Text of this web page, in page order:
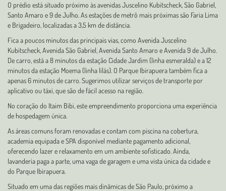
O prédio está situado próximo às avenidas Juscelino Kubitscheck, São Gabriel,
Santo Amaro e 9 de Julho. As estações de metrô mais próximas são Faria Lima
e Brigadeiro, localizadas a 3,5 km de distância.
Fica a poucos minutos das principais vias, como Avenida Juscelino
Kubitscheck, Avenida São Gabriel, Avenida Santo Amaro e Avenida 9 de Julho.
De carro, está a 8 minutos da estação Cidade Jardim (linha esmeralda) e a 12
minutos da estação Moema (linha lilás). O Parque Ibirapuera também fica a
apenas 6 minutos de carro. Sugerimos utilizar serviços de transporte por
aplicativo ou táxi, que são de fácil acesso na região.
No coração do Itaim Bibi, este empreendimento proporciona uma experiência
de hospedagem única.
As áreas comuns foram renovadas e contam com piscina na cobertura,
academia equipada e SPA disponível mediante pagamento adicional,
oferecendo lazer e relaxamento em um ambiente sofisticado. Ainda,
lavanderia paga a parte, uma vaga de garagem e uma vista única da cidade e
do Parque Ibirapuera.
Situado em uma das regiões mais dinâmicas de São Paulo, próximo a